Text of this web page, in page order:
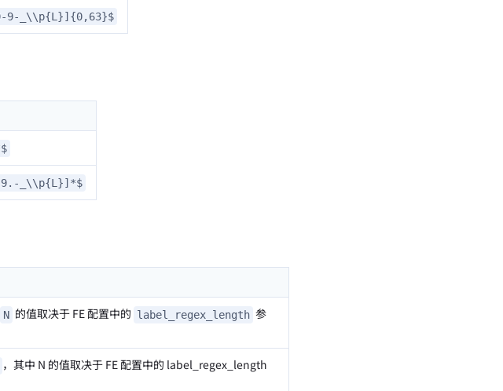
9-_\\p{L}]{0,63}$
9.-_\\p{L}]*$
N 的值取决于 FE 配置中的 label_regex_length 参
，其中 N 的值取决于 FE 配置中的 label_regex_length